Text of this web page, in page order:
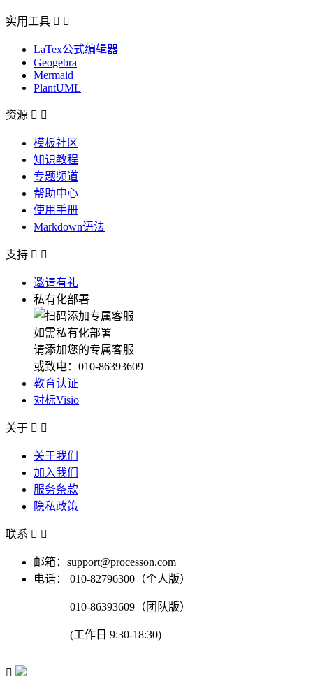
实用工具  
LaTex公式编辑器
Geogebra
Mermaid
PlantUML
资源  
模板社区
知识教程
专题频道
帮助中心
使用手册
Markdown语法
支持  
邀请有礼
私有化部署
如需私有化部署
请添加您的专属客服
或致电：010-86393609
教育认证
对标Visio
关于  
关于我们
加入我们
服务条款
隐私政策
联系  
邮箱：support@processon.com
电话：
010-82796300（个人版）
010-86393609（团队版）
(工作日 9:30-18:30)
